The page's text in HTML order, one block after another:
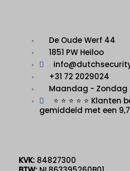
De Oude Werf 44
1851 PW Heiloo
+31 72 2029024
Maandag - Zondag
⭐ ⭐ ⭐ ⭐ ⭐
gemiddeld met een 9,7
KVK: 84827300